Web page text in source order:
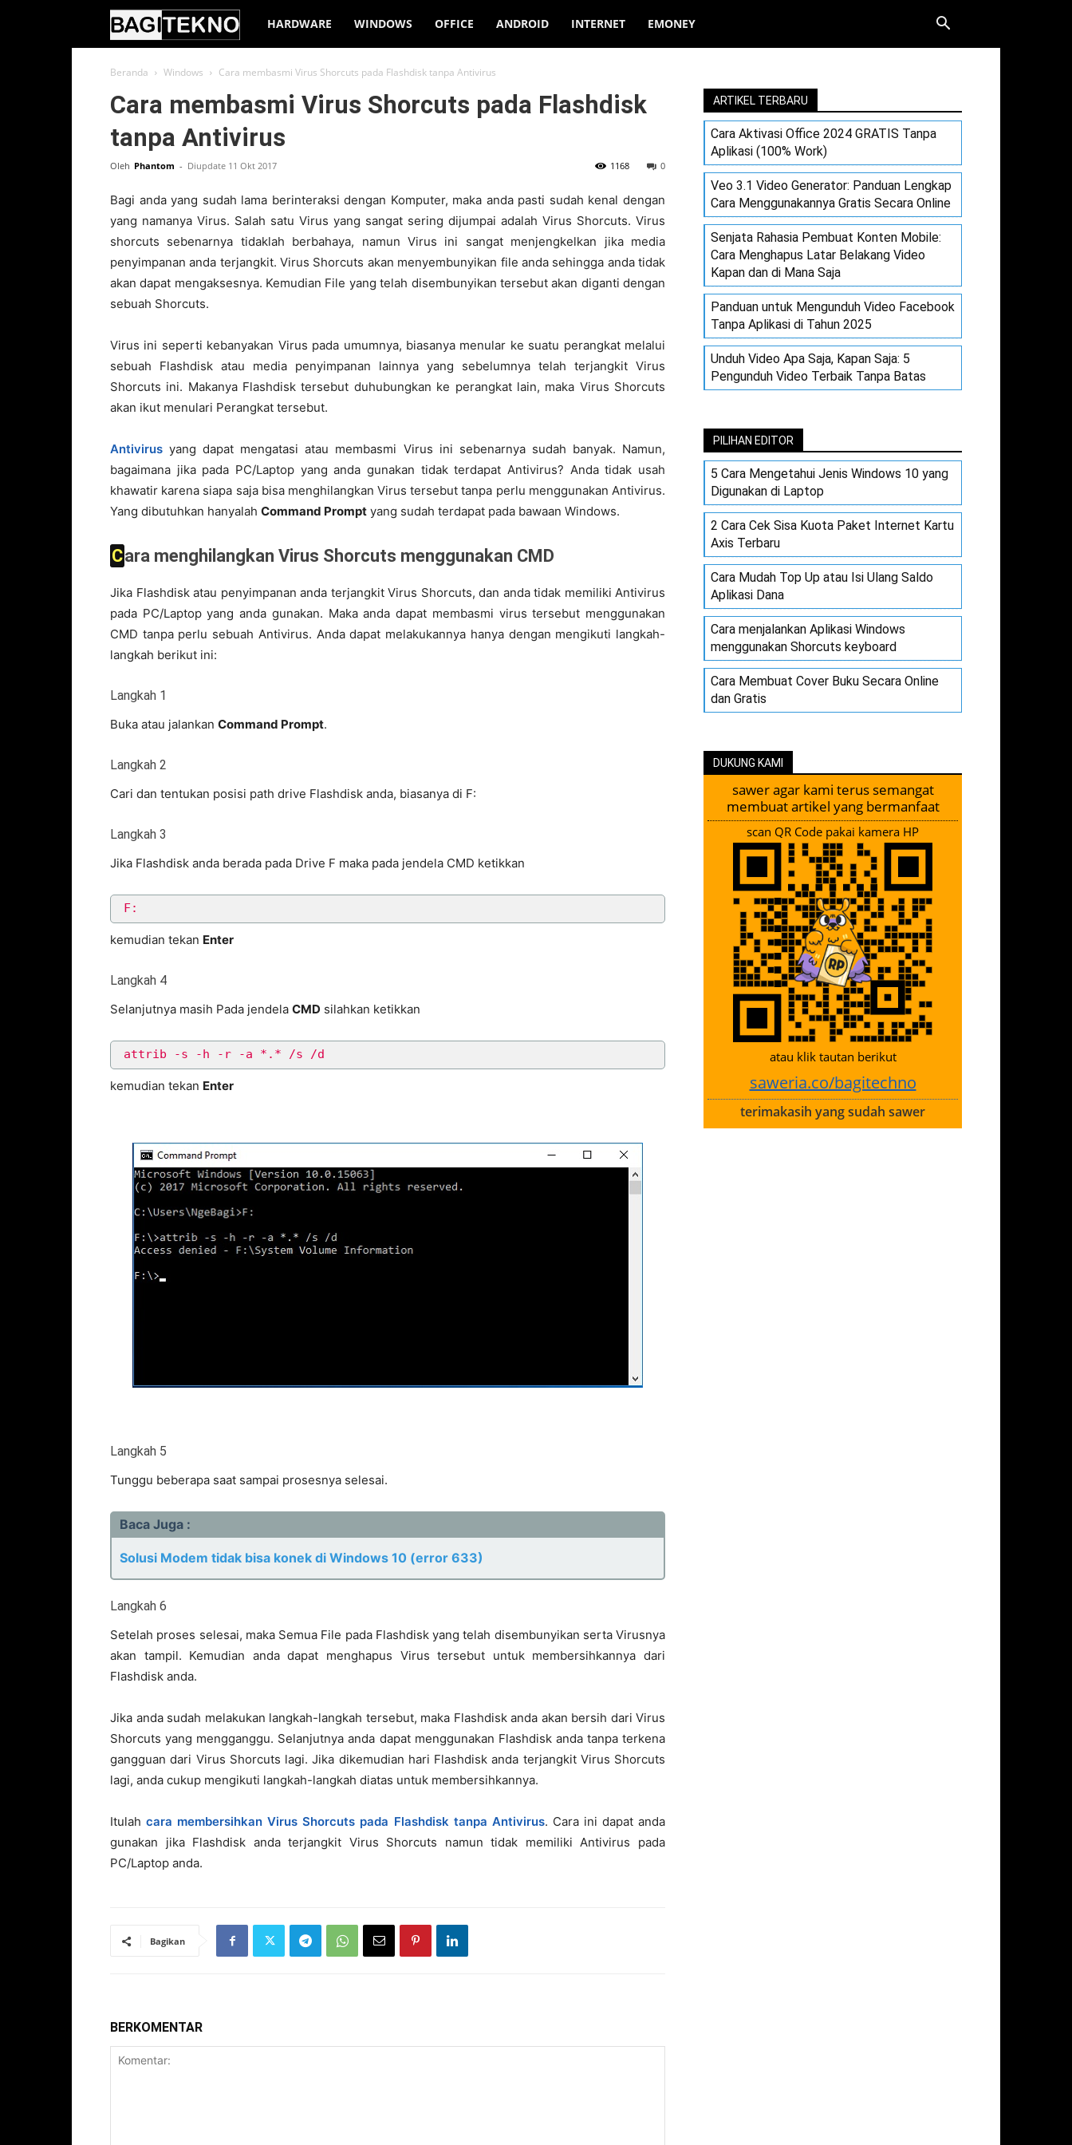
BagiTekno
HARDWARE WINDOWS OFFICE ANDROID INTERNET EMONEY
Beranda Windows Cara membasmi Virus Shorcuts pada Flashdisk tanpa Antivirus
Cara membasmi Virus Shorcuts pada Flashdisk
tanpa Antivirus
Oleh Phantom - Diupdate 11 Okt 2017 0
1168
Bagi anda yang sudah lama berinteraksi dengan Komputer, maka anda pasti sudah kenal dengan
yang namanya Virus. Salah satu Virus yang sangat sering dijumpai adalah Virus Shorcuts. Virus
shorcuts sebenarnya tidaklah berbahaya, namun Virus ini sangat menjengkelkan jika media
penyimpanan anda terjangkit. Virus Shorcuts akan menyembunyikan file anda sehingga anda tidak
akan dapat mengaksesnya. Kemudian File yang telah disembunyikan tersebut akan diganti dengan
sebuah Shorcuts.
Virus ini seperti kebanyakan Virus pada umumnya, biasanya menular ke suatu perangkat melalui
sebuah Flashdisk atau media penyimpanan lainnya yang sebelumnya telah terjangkit Virus
Shorcuts ini. Makanya Flashdisk tersebut duhubungkan ke perangkat lain, maka Virus Shorcuts
akan ikut menulari Perangkat tersebut.
Antivirus yang dapat mengatasi atau membasmi Virus ini sebenarnya sudah banyak. Namun,
bagaimana jika pada PC/Laptop yang anda gunakan tidak terdapat Antivirus? Anda tidak usah
khawatir karena siapa saja bisa menghilangkan Virus tersebut tanpa perlu menggunakan Antivirus.
Yang dibutuhkan hanyalah Command Prompt yang sudah terdapat pada bawaan Windows.
Cara menghilangkan Virus Shorcuts menggunakan CMD
Jika Flashdisk atau penyimpanan anda terjangkit Virus Shorcuts, dan anda tidak memiliki Antivirus
pada PC/Laptop yang anda gunakan. Maka anda dapat membasmi virus tersebut menggunakan
CMD tanpa perlu sebuah Antivirus. Anda dapat melakukannya hanya dengan mengikuti langkah-
langkah berikut ini:
Langkah 1
Buka atau jalankan Command Prompt.
Langkah 2
Cari dan tentukan posisi path drive Flashdisk anda, biasanya di F:
Langkah 3
Jika Flashdisk anda berada pada Drive F maka pada jendela CMD ketikkan
F:
kemudian tekan Enter
Langkah 4
Selanjutnya masih Pada jendela CMD silahkan ketikkan
attrib -s -h -r -a *.* /s /d
kemudian tekan Enter
Langkah 5
Tunggu beberapa saat sampai prosesnya selesai.
Baca Juga :
Solusi Modem tidak bisa konek di Windows 10 (error 633)
Langkah 6
Setelah proses selesai, maka Semua File pada Flashdisk yang telah disembunyikan serta Virusnya
akan tampil. Kemudian anda dapat menghapus Virus tersebut untuk membersihkannya dari
Flashdisk anda.
Jika anda sudah melakukan langkah-langkah tersebut, maka Flashdisk anda akan bersih dari Virus
Shorcuts yang mengganggu. Selanjutnya anda dapat menggunakan Flashdisk anda tanpa terkena
gangguan dari Virus Shorcuts lagi. Jika dikemudian hari Flashdisk anda terjangkit Virus Shorcuts
lagi, anda cukup mengikuti langkah-langkah diatas untuk membersihkannya.
Itulahcara membersihkan Virus Shorcuts pada Flashdisk tanpa Antivirus. Cara ini dapat anda
gunakan jika Flashdisk anda terjangkit Virus Shorcuts namun tidak memiliki Antivirus pada
PC/Laptop anda.
Bagikan
BERKOMENTAR
ARTIKEL TERBARU
Cara Aktivasi Office 2024 GRATIS Tanpa
Aplikasi (100% Work)
Veo 3.1 Video Generator: Panduan Lengkap
Cara Menggunakannya Gratis Secara Online
Senjata Rahasia Pembuat Konten Mobile:
Cara Menghapus Latar Belakang Video
Kapan dan di Mana Saja
Panduan untuk Mengunduh Video Facebook
Tanpa Aplikasi di Tahun 2025
Unduh Video Apa Saja, Kapan Saja: 5
Pengunduh Video Terbaik Tanpa Batas
PILIHAN EDITOR
5 Cara Mengetahui Jenis Windows 10 yang
Digunakan di Laptop
2 Cara Cek Sisa Kuota Paket Internet Kartu
Axis Terbaru
Cara Mudah Top Up atau Isi Ulang Saldo
Aplikasi Dana
Cara menjalankan Aplikasi Windows
menggunakan Shorcuts keyboard
Cara Membuat Cover Buku Secara Online
dan Gratis
DUKUNG KAMI
sawer agar kami terus semangat
membuat artikel yang bermanfaat
scan QR Code pakai kamera HP
atau klik tautan berikut
saweria.co/bagitechno
terimakasih yang sudah sawer